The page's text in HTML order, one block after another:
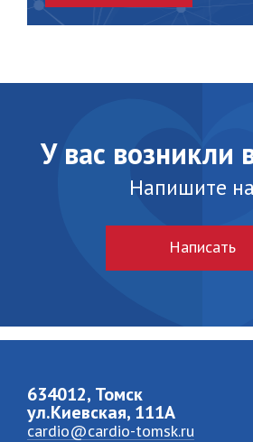
У вас возникли
Напишите
Написать
634012, Томск
ул.Киевская, 111A
cardio@cardio-tomsk.ru